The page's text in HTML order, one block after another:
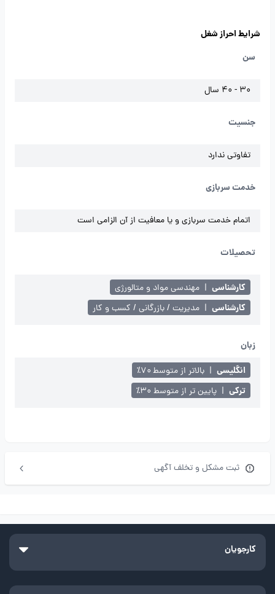
شرایط احراز شغل
سن
30 - 40 سال
جنسیت
تفاوتی ندارد
خدمت سربازی
اتمام خدمت سربازی و یا معافیت از آن الزامی است
تحصیلات
کارشناسی | مهندسی مواد و متالورژی
کارشناسی | مدیریت / بازرگانی / کسب و کار
زبان
انگلیسی | بالاتر از متوسط ۷۰٪
ترکی | پایین تر از متوسط ۳۰٪
ثبت مشکل و تخلف آگهی
کارجویان